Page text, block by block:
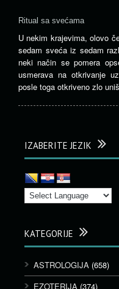
Ritual sa svećama
U nekim krajevima, olovo
sedam sveća iz sedam
neki način se pomera
usmerava na otkrivanje
posle toga otkriveno zlo
IZABERITE JEZIK
KATEGORIJE
ASTROLOGIJA (658)
EZOTERIJA (374)